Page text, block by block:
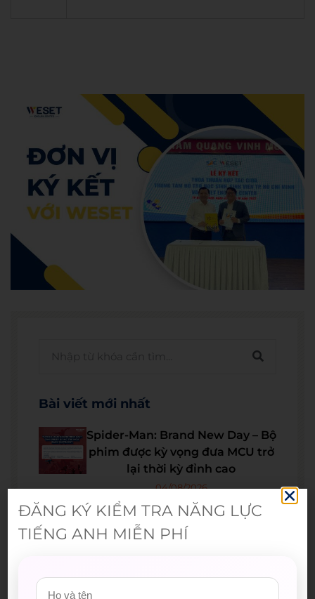
Bài viết mới nhất
Spider-Man: Brand New Day – Bộ
phim được kỳ vọng đưa MCU trở
lại thời kỳ đỉnh cao
04/08/2026
The Odyssey lập kỷ lục doanh
thu mở màn trong sự nghiệp
22/07/2026
ĐĂNG KÝ KIỂM TRA NĂNG LỰC
TIẾNG ANH MIỄN PHÍ